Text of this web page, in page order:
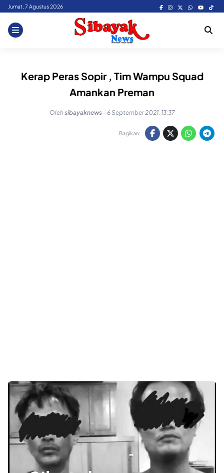
Skip
content
Jumat, 7 Agustus 2026
Kerap Peras Sopir , Tim Wampu Squad
Amankan Preman
Olehsibayaknews - 6 September 2021, 13:37
Bagikan: